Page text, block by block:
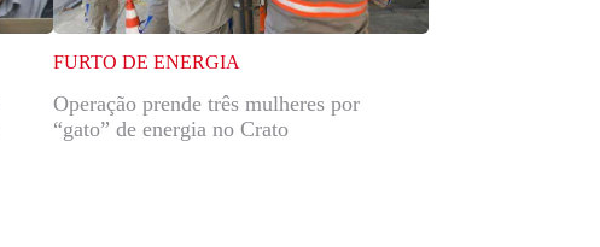
FURTO DE ENERGIA
Operação prende três mulheres por
“gato” de energia no Crato